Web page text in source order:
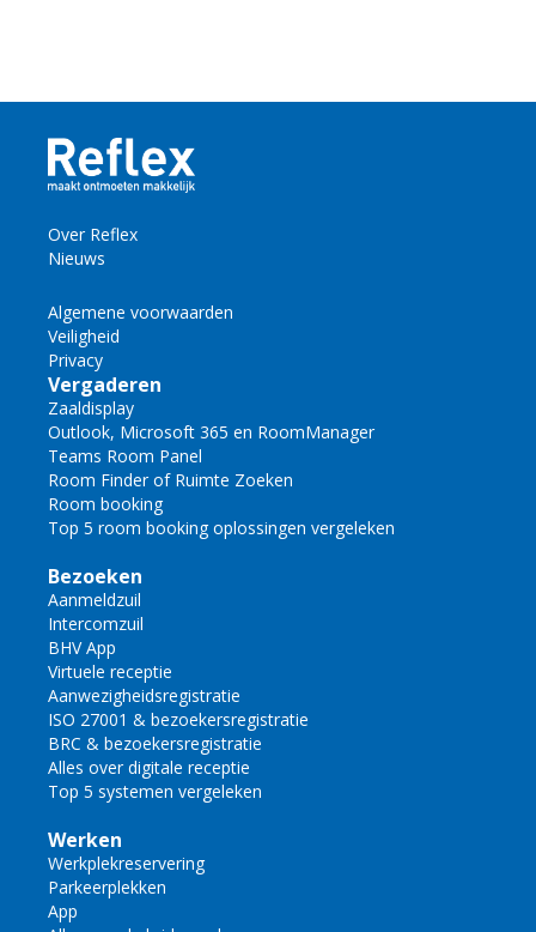
Over Reflex
Nieuws
Algemene voorwaarden
Veiligheid
Privacy
Vergaderen
Zaaldisplay
Outlook, Microsoft 365 en RoomManager
Teams Room Panel
Room Finder of Ruimte Zoeken
Room booking
Top 5 room booking oplossingen vergeleken
Bezoeken
Aanmeldzuil
Intercomzuil
BHV App
Virtuele receptie
Aanwezigheidsregistratie
ISO 27001 & bezoekersregistratie
BRC & bezoekersregistratie
Alles over digitale receptie
Top 5 systemen vergeleken
Werken
Werkplekreservering
Parkeerplekken
App